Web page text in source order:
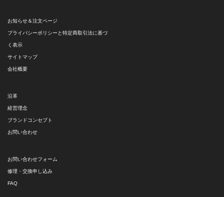
お知らせ＆注文ページ
プライバシーポリシーと特定商取引法に基づ
く表示
サイトマップ
会社概要
沿革
経営理念
ブランドコンセプト
お問い合わせ
お問い合わせフォーム
修理・交換申し込み
FAQ